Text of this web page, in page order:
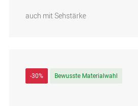
auch mit Sehstärke
-30% Bewusste Materialwahl